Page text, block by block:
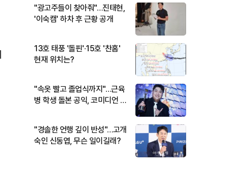
"광고주들이 찾아줘"…진태현,
'이숙캠' 하차 후 근황 공개
13호 태풍 '돌핀'·15호 '찬홈'
현재 위치는?
"속옷 빨고 졸업식까지"…근육
병 학생 돌본 공익, 코미디언 김
"경솔한 언행 깊이 반성"…고개
숙인 신동엽, 무슨 일이길래?